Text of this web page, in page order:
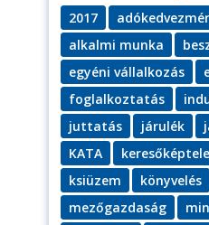
2017
alkalmi munka
egyéni vállalkozás
foglalkoztatás
juttatás
járulék
KATA
ksiüzem
könyvelés
mezőgazdaság